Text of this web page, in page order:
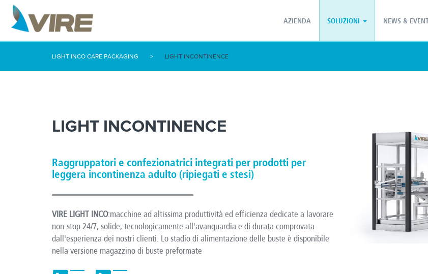
AZIENDA SOLUZIONI NEWS & EVENTI
ZH - 汉语
LIGHT INCO CARE PACKAGING > LIGHT INCONTINENCE
LIGHT INCONTINENCE
Raggruppatori e confezionatrici integrati per prodotti per
leggera incontinenza adulto (ripiegati e stesi)
VIRE LIGHT INCO:macchine ad altissima produttività ed efficienza dedicate a lavorare
non-stop 24/7, solide, tecnologicamente all'avanguardia e di durata comprovata
dall'esperienza dei nostri clienti. Lo stadio di alimentazione delle buste è disponibile
nella versione magazzino di buste preformate